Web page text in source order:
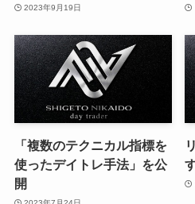
2023年9月19日
「複数のテクニカル指標を
使ったデイトレ手法」を公
開